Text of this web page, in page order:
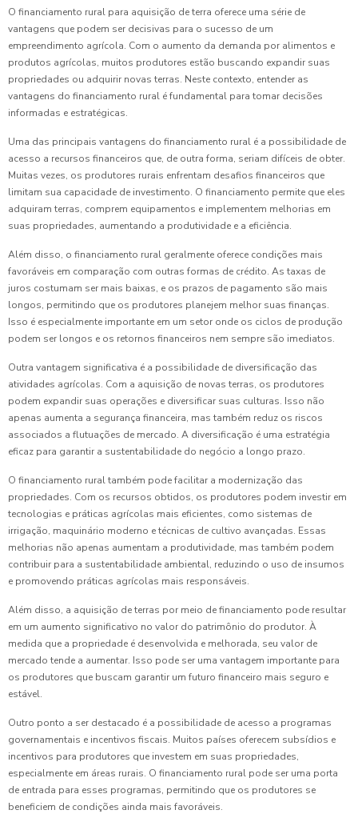
O financiamento rural para aquisição de terra oferece uma série de
vantagens que podem ser decisivas para o sucesso de um
empreendimento agrícola. Com o aumento da demanda por alimentos e
produtos agrícolas, muitos produtores estão buscando expandir suas
propriedades ou adquirir novas terras. Neste contexto, entender as
vantagens do financiamento rural é fundamental para tomar decisões
informadas e estratégicas.
Uma das principais vantagens do financiamento rural é a possibilidade de
acesso a recursos financeiros que, de outra forma, seriam difíceis de obter.
Muitas vezes, os produtores rurais enfrentam desafios financeiros que
limitam sua capacidade de investimento. O financiamento permite que eles
adquiram terras, comprem equipamentos e implementem melhorias em
suas propriedades, aumentando a produtividade e a eficiência.
Além disso, o financiamento rural geralmente oferece condições mais
favoráveis em comparação com outras formas de crédito. As taxas de
juros costumam ser mais baixas, e os prazos de pagamento são mais
longos, permitindo que os produtores planejem melhor suas finanças.
Isso é especialmente importante em um setor onde os ciclos de produção
podem ser longos e os retornos financeiros nem sempre são imediatos.
Outra vantagem significativa é a possibilidade de diversificação das
atividades agrícolas. Com a aquisição de novas terras, os produtores
podem expandir suas operações e diversificar suas culturas. Isso não
apenas aumenta a segurança financeira, mas também reduz os riscos
associados a flutuações de mercado. A diversificação é uma estratégia
eficaz para garantir a sustentabilidade do negócio a longo prazo.
O financiamento rural também pode facilitar a modernização das
propriedades. Com os recursos obtidos, os produtores podem investir em
tecnologias e práticas agrícolas mais eficientes, como sistemas de
irrigação, maquinário moderno e técnicas de cultivo avançadas. Essas
melhorias não apenas aumentam a produtividade, mas também podem
contribuir para a sustentabilidade ambiental, reduzindo o uso de insumos
e promovendo práticas agrícolas mais responsáveis.
Além disso, a aquisição de terras por meio de financiamento pode resultar
em um aumento significativo no valor do patrimônio do produtor. À
medida que a propriedade é desenvolvida e melhorada, seu valor de
mercado tende a aumentar. Isso pode ser uma vantagem importante para
os produtores que buscam garantir um futuro financeiro mais seguro e
estável.
Outro ponto a ser destacado é a possibilidade de acesso a programas
governamentais e incentivos fiscais. Muitos países oferecem subsídios e
incentivos para produtores que investem em suas propriedades,
especialmente em áreas rurais. O financiamento rural pode ser uma porta
de entrada para esses programas, permitindo que os produtores se
beneficiem de condições ainda mais favoráveis.